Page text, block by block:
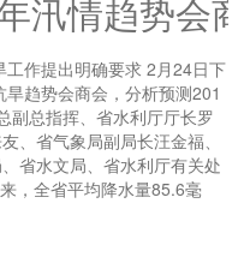
汛情趋势会
作提出明确要求 2月24日下
趋势会商会，分析预测201
副总指挥、省水利厅厅长罗
、省气象局副局长汪金福、
省水文局、省水利厅有关处
，全省平均降水量85.6毫